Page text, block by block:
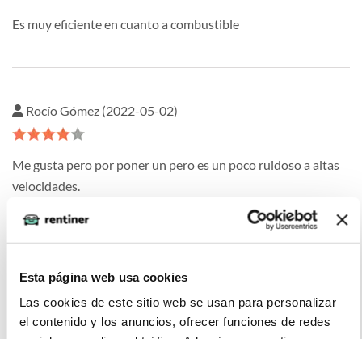
Esta página web usa cookies
Las cookies de este sitio web se usan para personalizar
el contenido y los anuncios, ofrecer funciones de redes
Es muy eficiente en cuanto a combustible
Rocío Gómez (2022-05-02)
Me gusta pero por poner un pero es un poco ruidoso a altas
velocidades.
La imagen del coche puede no coincidir con el vehículo
obtenida de la empresa ofertante del renting y tiene solo
efectos informativos no contractuales.